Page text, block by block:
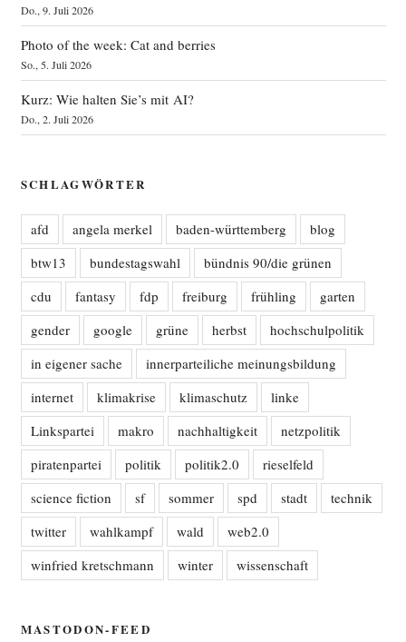
Do., 9. Juli 2026
Photo of the week: Cat and berries
So., 5. Juli 2026
Kurz: Wie halten Sie’s mit AI?
Do., 2. Juli 2026
SCHLAGWÖRTER
afd angela merkel baden-württemberg
blog
btw13
bundestagswahl
bündnis 90/die grünen
cdu
fantasy fdp freiburg frühling
garten
gender
google grüne herbst
hochschulpolitik
in eigener sache
innerparteiliche meinungsbildung
internet
klimakrise klimaschutz
linke
Linkspartei
makro nachhaltigkeit
netzpolitik
piratenpartei
politik politik2.0
rieselfeld
science fiction
sf sommer spd stadt
technik
twitter
wahlkampf wald
web2.0
winfried kretschmann
winter wissenschaft
MASTODON-FEED